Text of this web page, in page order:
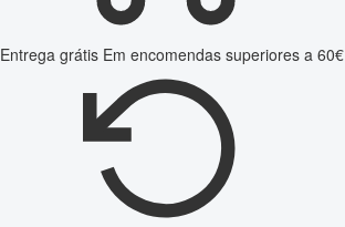
Entrega grátis Em encomendas superiores a 60€